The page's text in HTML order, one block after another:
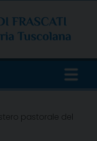
pastorale del